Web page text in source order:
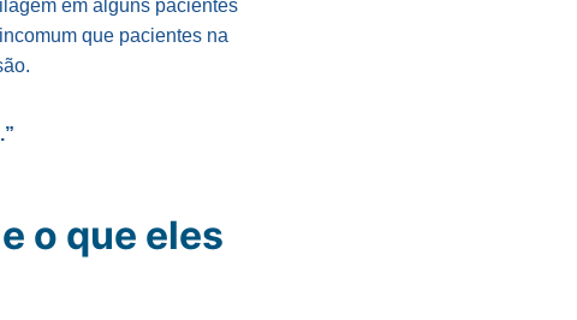
em alguns pacientes
que pacientes na
o que eles